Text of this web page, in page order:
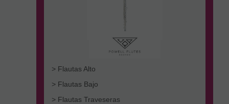
> Flautas Alto
> Flautas Bajo
> Flautas Traveseras